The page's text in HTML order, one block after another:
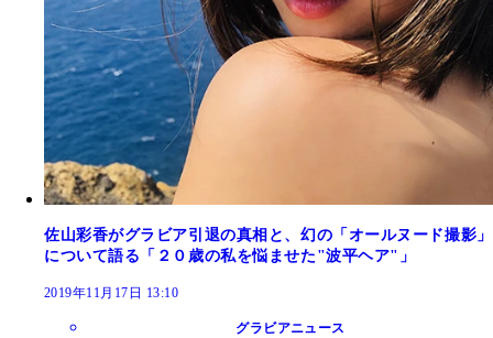
佐山彩香がグラビア引退の真相と、幻の「オールヌード撮影」
について語る「２０歳の私を悩ませた"波平ヘア"」
2019年11月17日 13:10
グラビアニュース